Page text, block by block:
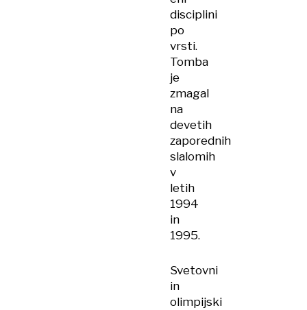
disciplini
po
vrsti.
Tomba
je
zmagal
na
devetih
zaporednih
slalomih
v
letih
1994
in
1995.
Svetovni
in
olimpijski